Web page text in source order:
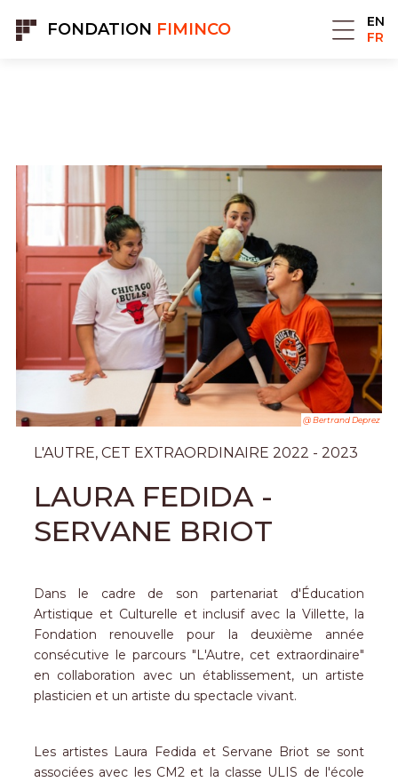
FONDATION FIMINCO
EN
FR
@ Bertrand Deprez
L'AUTRE, CET EXTRAORDINAIRE 2022 - 2023
LAURA FEDIDA -
SERVANE BRIOT
Dans le cadre de son partenariat d'Éducation
Artistique et Culturelle et inclusif avec la Villette, la
Fondation renouvelle pour la deuxième année
consécutive le parcours "L'Autre, cet extraordinaire"
en collaboration avec un établissement, un artiste
plasticien et un artiste du spectacle vivant.
Les artistes Laura Fedida et Servane Briot se sont
associées avec les CM2 et la classe ULIS de l'école